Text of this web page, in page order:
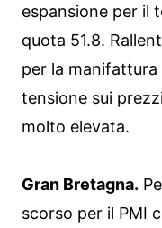
espansione per il
quota 51.8.
per la
tensione sui
molto elevata.
Gran Bretagna.
scorso per il PMI